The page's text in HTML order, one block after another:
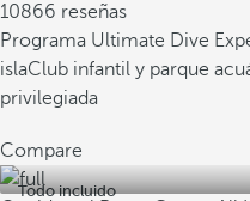
10866 reseñas
Programa Ultimate Dive
islaClub infantil y parque
privilegiada
Compare
Todo incluido